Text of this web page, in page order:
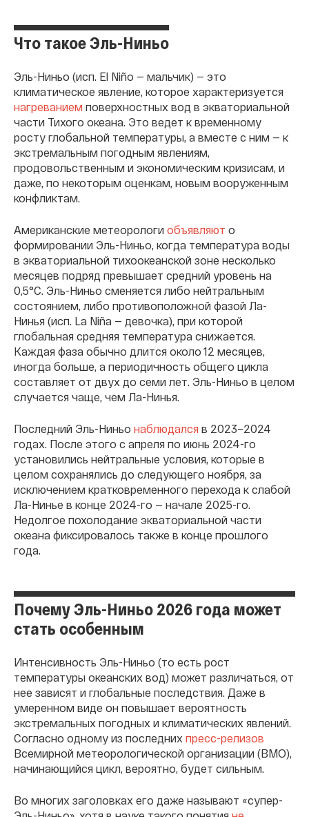
Что такое Эль-Ниньо
Эль-Ниньо (исп. El Niño — мальчик) — это
климатическое явление, которое характеризуется
нагреванием поверхностных вод в экваториальной
части Тихого океана. Это ведет к временному
росту глобальной температуры, а вместе с ним — к
экстремальным погодным явлениям,
продовольственным и экономическим кризисам, и
даже, по некоторым оценкам, новым вооруженным
конфликтам.
Американские метеорологи объявляют о
формировании Эль-Ниньо, когда температура воды
в экваториальной тихоокеанской зоне несколько
месяцев подряд превышает средний уровень на
0,5°C. Эль-Ниньо сменяется либо нейтральным
состоянием, либо противоположной фазой Ла-
Нинья (исп. La Niña — девочка), при которой
глобальная средняя температура снижается.
Каждая фаза обычно длится около 12 месяцев,
иногда больше, а периодичность общего цикла
составляет от двух до семи лет. Эль-Ниньо в целом
случается чаще, чем Ла-Нинья.
Последний Эль-Ниньо наблюдался в 2023–2024
годах. После этого с апреля по июнь 2024-го
установились нейтральные условия, которые в
целом сохранялись до следующего ноября, за
исключением кратковременного перехода к слабой
Ла-Нинье в конце 2024-го — начале 2025-го.
Недолгое похолодание экваториальной части
океана фиксировалось также в конце прошлого
года.
Почему Эль-Ниньо 2026 года может
стать особенным
Интенсивность Эль-Ниньо (то есть рост
температуры океанских вод) может различаться, от
нее зависят и глобальные последствия. Даже в
умеренном виде он повышает вероятность
экстремальных погодных и климатических явлений.
Согласно одному из последних пресс-релизов
Всемирной метеорологической организации (ВМО),
начинающийся цикл, вероятно, будет сильным.
Во многих заголовках его даже называют «супер-